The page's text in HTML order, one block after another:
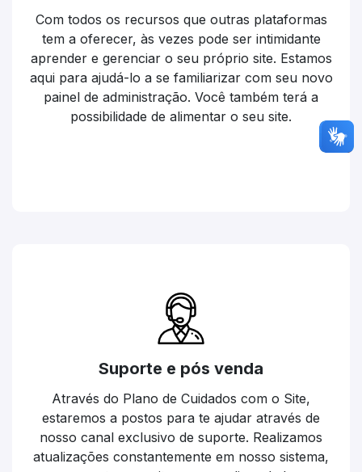
Com todos os recursos que outras plataformas
tem a oferecer, às vezes pode ser intimidante
aprender e gerenciar o seu próprio site. Estamos
aqui para ajudá-lo a se familiarizar com seu novo
painel de administração. Você também terá a
possibilidade de alimentar o seu site.
Suporte e pós venda
Através do Plano de Cuidados com o Site,
estaremos a postos para te ajudar através de
nosso canal exclusivo de suporte. Realizamos
atualizações constantemente em nosso sistema,